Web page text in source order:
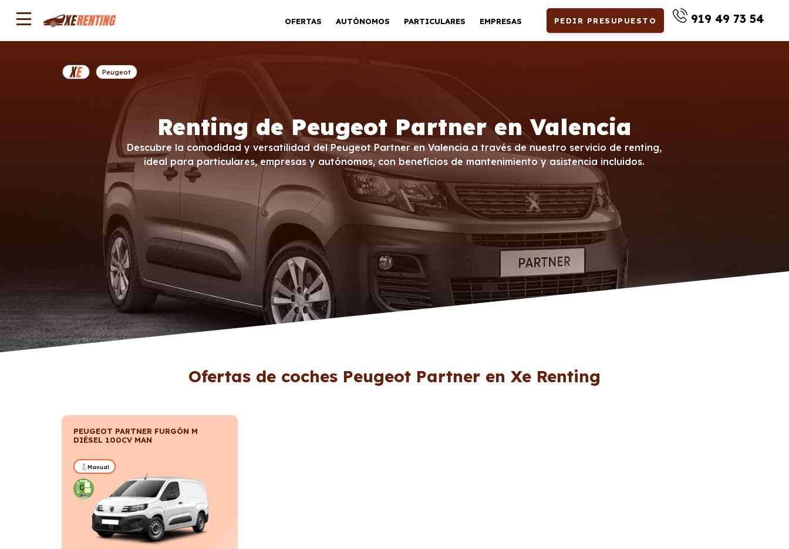
OFERTAS AUTÓNOMOS PARTICULARES EMPRESAS PEDIR PRESUPUESTO 919 49 73 54
Renting de Peugeot Partner en Valencia
Descubre la comodidad y versatilidad del Peugeot Partner en Valencia a través de nuestro servicio de renting,
ideal para particulares, empresas y autónomos, con beneficios de mantenimiento y asistencia incluidos.
Peugeot
Ofertas de coches Peugeot Partner en Xe Renting
PEUGEOT PARTNER FURGÓN M
DIÉSEL 100CV MAN
Manual